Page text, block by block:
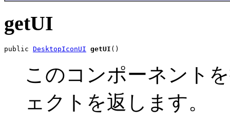
getUI
public DesktopIconUI getUI ()
このコンポーネント
ェクトを返します。